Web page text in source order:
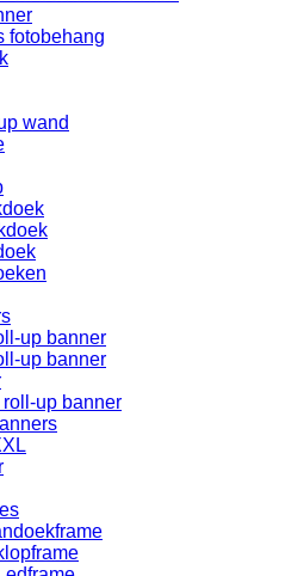
fotobehang
wand
up banner
up banner
roll-up banner